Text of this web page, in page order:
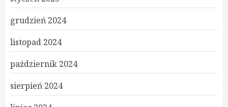
grudzień 2024
listopad 2024
październik 2024
sierpień 2024